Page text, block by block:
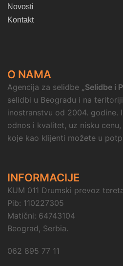
Novosti
Kontakt
O NAMA
Agencija za selidbe „Selidbe i
selidbi u Beogradu i na
inostranstvu od 2004. godine.
odnos i kvalitet, uz nisku
koje kao klijenti možete u
INFORMACIJE
KUM 011 Drumski prevoz
Pib: 110227305
Matični: 64743104
Beograd, Serbia.
062 895 77 11